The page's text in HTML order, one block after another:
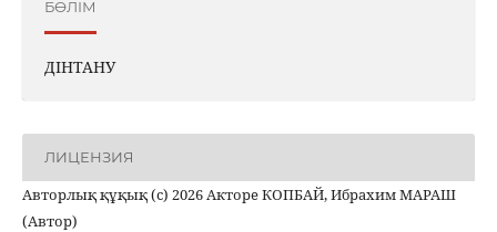
БӨЛІМ
ДІНТАНУ
ЛИЦЕНЗИЯ
Авторлық құқық (c) 2026 Акторе КОПБАЙ, Ибрахим МАРАШ
(Автор)